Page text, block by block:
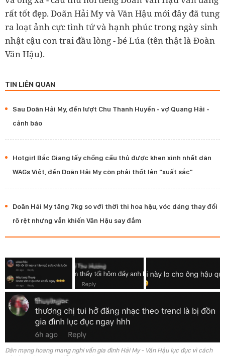
rất tốt đẹp. Doãn Hải My và Văn Hậu mới đây đã tung
ra loạt ảnh cực tình tứ và hạnh phúc trong ngày sinh
nhật cậu con trai đầu lòng - bé Lúa (tên thật là Đoàn
Văn Hậu).
TIN LIÊN QUAN
Sau Doãn Hải My, đến lượt Chu Thanh Huyền - vợ Quang Hải -
cảnh báo
Hotgirl Bắc Giang lấy chồng cầu thủ được khen xinh nhất dàn
WAGs Việt, đến Doãn Hải My còn phải thốt lên "xuất sắc"
Doãn Hải My tăng 7kg so với thời thi hoa hậu, vóc dáng thay đổi
rõ rệt nhưng vẫn khiến Văn Hậu say đắm
Dân mạng hoang mang nghi vấn gia đình Hải My - Văn Hậu lục đục vì cách